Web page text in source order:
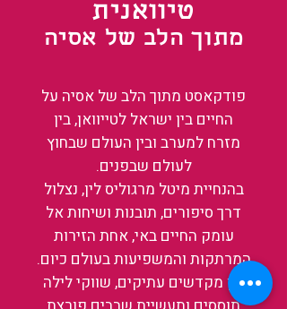
טיוואנית
מתוך הלב של אסיה
פודקאסט מתוך הלב של אסיה על
החיים בין ישראל לטייוואן, בין
מזרח למערב ובין העולם שבחוץ
לעולם שבפנים.
בהנחיית מיטל מרגוליס לין, נצלול
דרך סיפורים, תובנות ושיחות אל
עומק החיים באי, אחת הזירות
המרתקות והמשפיעות בעולם כיום.
בין מקדשים עתיקים, שווקי לילה